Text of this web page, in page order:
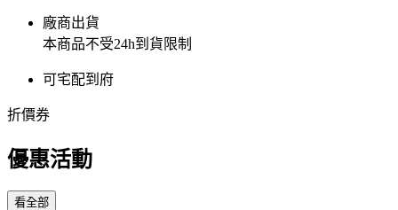
廠商出貨
本商品不受24h到貨限制
可宅配到府
折價券
優惠活動
看全部